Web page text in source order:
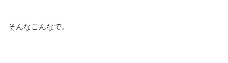
そんなこんなで。